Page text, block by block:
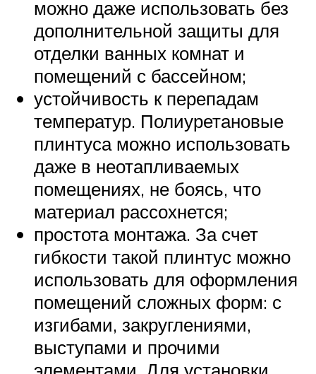
можно даже использовать без
дополнительной защиты для
отделки ванных комнат и
помещений с бассейном;
устойчивость к перепадам
температур. Полиуретановые
плинтуса можно использовать
даже в неотапливаемых
помещениях, не боясь, что
материал рассохнется;
простота монтажа. За счет
гибкости такой плинтус можно
использовать для оформления
помещений сложных форм: с
изгибами, закруглениями,
выступами и прочими